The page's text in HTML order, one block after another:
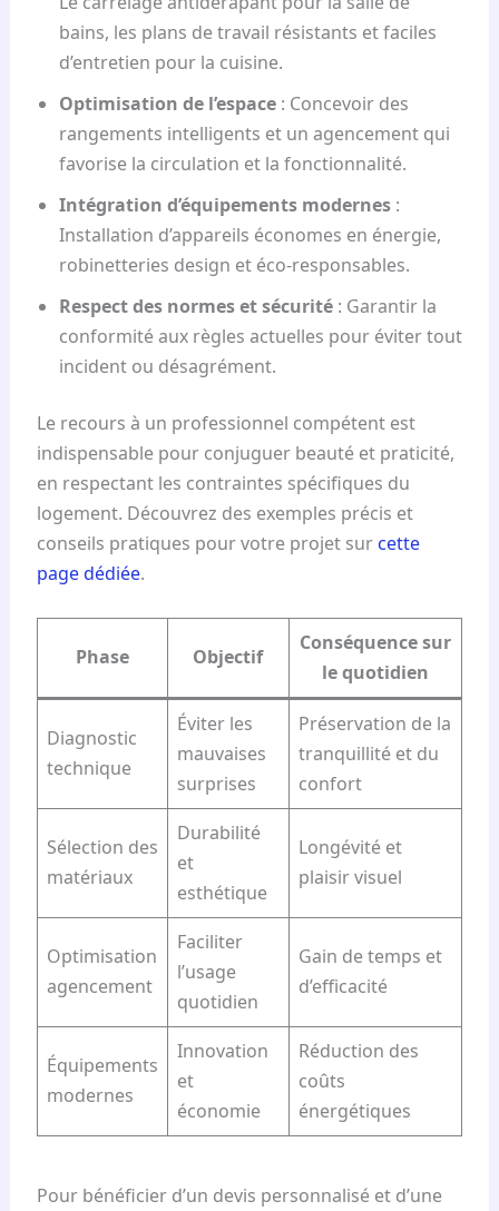
bains, les plans de travail résistants et faciles
d’entretien pour la cuisine.
Optimisation de l’espace: Concevoir des
rangements intelligents et un agencement qui
favorise la circulation et la fonctionnalité.
Intégration d’équipements modernes:
Installation d’appareils économes en énergie,
robinetteries design et éco-responsables.
Respect des normes et sécurité: Garantir la
conformité aux règles actuelles pour éviter tout
incident ou désagrément.
Le recours à un professionnel compétent est
indispensable pour conjuguer beauté et praticité,
en respectant les contraintes spécifiques du
logement. Découvrez des exemples précis et
conseils pratiques pour votre projet sur cette
page dédiée.
Phase Objectif
Conséquence sur
le quotidien
Diagnostic
technique
Éviter les
mauvaises
surprises
Préservation de la
tranquillité et du
confort
Sélection des
matériaux
Durabilité
et
esthétique
Longévité et
plaisir visuel
Optimisation
agencement
Faciliter
l’usage
quotidien
Gain de temps et
d’efficacité
Équipements
modernes
Innovation
et
économie
Réduction des
coûts
énergétiques
Pour bénéficier d’un devis personnalisé et d’une